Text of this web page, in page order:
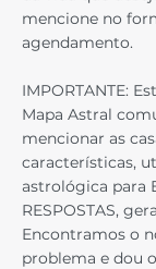
mencione no
agendamento.
IMPORTANTE:
Mapa Astral
mencionar as
características,
astrológica para
RESPOSTAS,
Encontramos o
problema e dou